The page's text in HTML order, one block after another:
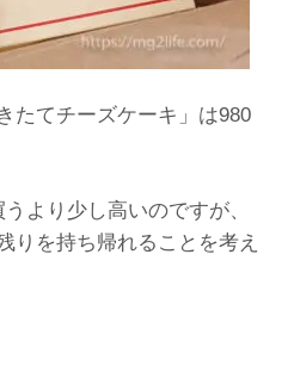
たてチーズケーキ」は980
より少し高いのですが、
りを持ち帰れることを考え